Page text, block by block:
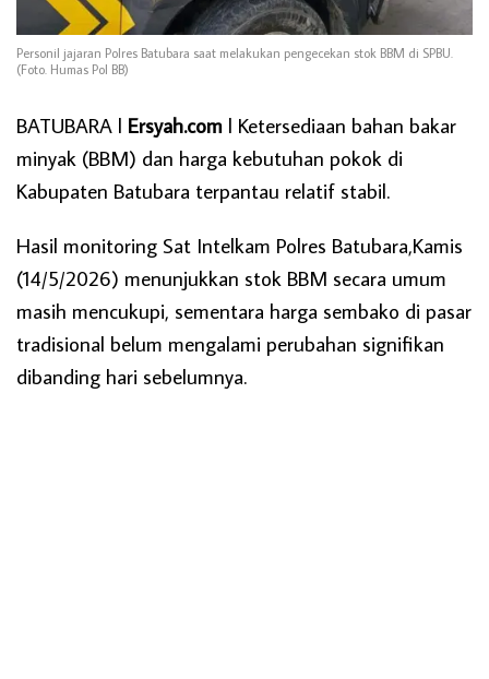
Personil jajaran Polres Batubara saat melakukan pengecekan stok BBM di SPBU.
(Foto. Humas Pol BB)
BATUBARA l Ersyah.com l Ketersediaan bahan bakar
minyak (BBM) dan harga kebutuhan pokok di
Kabupaten Batubara terpantau relatif stabil.
Hasil monitoring Sat Intelkam Polres Batubara,Kamis
(14/5/2026) menunjukkan stok BBM secara umum
masih mencukupi, sementara harga sembako di pasar
tradisional belum mengalami perubahan signifikan
dibanding hari sebelumnya.